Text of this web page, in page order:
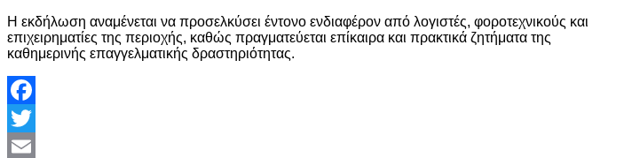
Η εκδήλωση αναμένεται να προσελκύσει έντονο ενδιαφέρον από λογιστές, φοροτεχνικούς και
επιχειρηματίες της περιοχής, καθώς πραγματεύεται επίκαιρα και πρακτικά ζητήματα της
καθημερινής επαγγελματικής δραστηριότητας.
Facebook
Twitter